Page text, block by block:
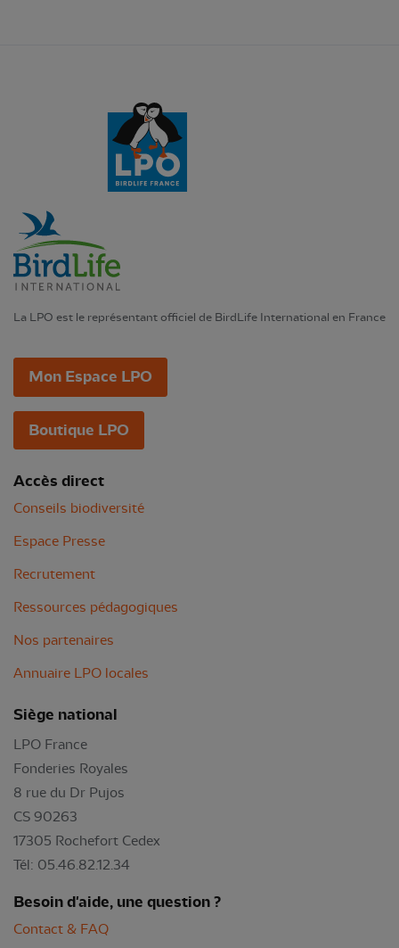
La LPO est le représentant officiel de BirdLife International en France
Mon Espace LPO
Boutique LPO
Accès direct
Conseils biodiversité
Espace Presse
Recrutement
Ressources pédagogiques
Nos partenaires
Annuaire LPO locales
Siège national
LPO France
Fonderies Royales
8 rue du Dr Pujos
CS 90263
17305 Rochefort Cedex
Tél: 05.46.82.12.34
Besoin d'aide, une question ?
Contact & FAQ